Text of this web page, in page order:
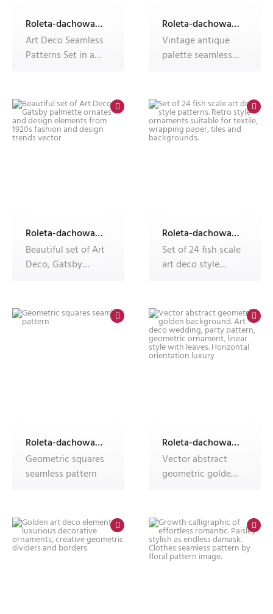
Roleta-dachowa-w-kasecie-Dekolux-z-nadrukiem
Art Deco Seamless
Patterns Set in a
Roleta-dachowa-w-kasecie-Dekolux-z-nadrukiem
Vintage antique
palette seamless
Roleta-dachowa-w-kasecie-Dekolux-z-nadrukiem
Beautiful set of Art
Deco, Gatsby
Roleta-dachowa-w-kasecie-Dekolux-z-nadrukiem
Set of 24 fish scale
art deco style
Roleta-dachowa-w-kasecie-Dekolux-z-nadrukiem
Geometric squares
seamless pattern
Roleta-dachowa-w-kasecie-Dekolux-z-nadrukiem
Vector abstract
geometric golden